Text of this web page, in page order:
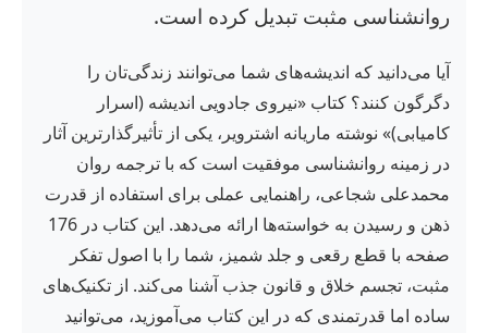
روانشناسی مثبت تبدیل کرده است.
آیا می‌دانید که اندیشه‌های شما می‌توانند زندگی‌تان را
دگرگون کنند؟ کتاب «نیروی جادویی اندیشه (اسرار
کامیابی)» نوشته ماریانه اشترویر، یکی از تأثیرگذارترین آثار
در زمینه روانشناسی موفقیت است که با ترجمه روان
محمدعلی شجاعی، راهنمایی عملی برای استفاده از قدرت
ذهن و رسیدن به خواسته‌ها ارائه می‌دهد. این کتاب در 176
صفحه با قطع رقعی و جلد شمیز، شما را با اصول تفکر
مثبت، تجسم خلاق و قانون جذب آشنا می‌کند. از تکنیک‌های
ساده اما قدرتمندی که در این کتاب می‌آموزید، می‌توانید